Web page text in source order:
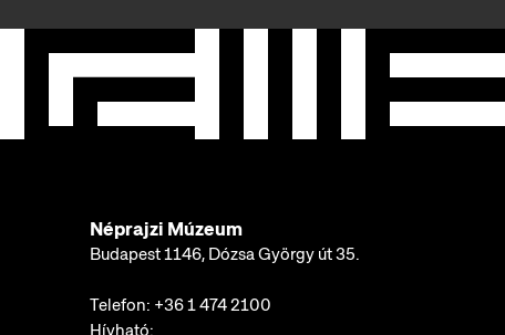
Néprajzi Múzeum
Budapest 1146, Dózsa György út 35.
Telefon: +36 1 474 2100
Hívható: